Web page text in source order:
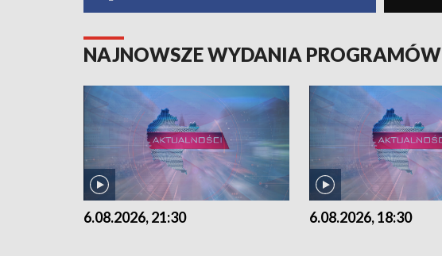
NAJNOWSZE WYDANIA PROGRAMÓW
6.08.2026, 21:30 6.08.2026, 18:30